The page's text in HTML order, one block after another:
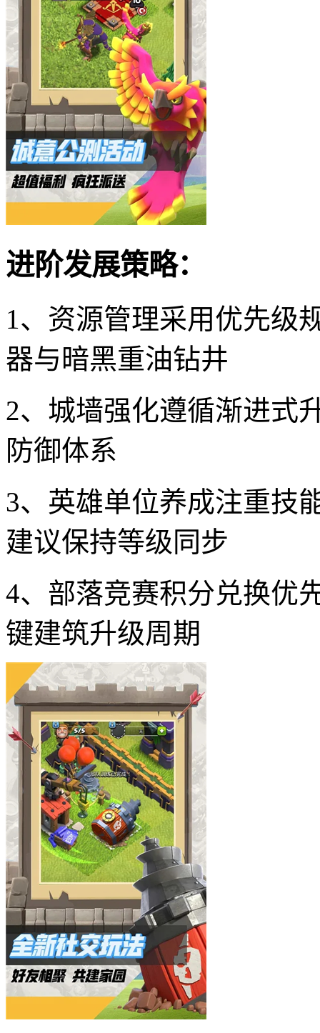
进阶发展策略：
1、资源管理采用优先级
器与暗黑重油钻井
2、城墙强化遵循渐进式
防御体系
3、英雄单位养成注重技
建议保持等级同步
4、部落竞赛积分兑换优
键建筑升级周期